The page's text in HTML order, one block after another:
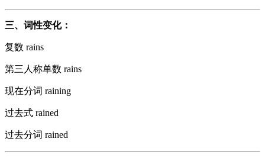
三、词性变化：
复数 rains
第三人称单数 rains
现在分词 raining
过去式 rained
过去分词 rained